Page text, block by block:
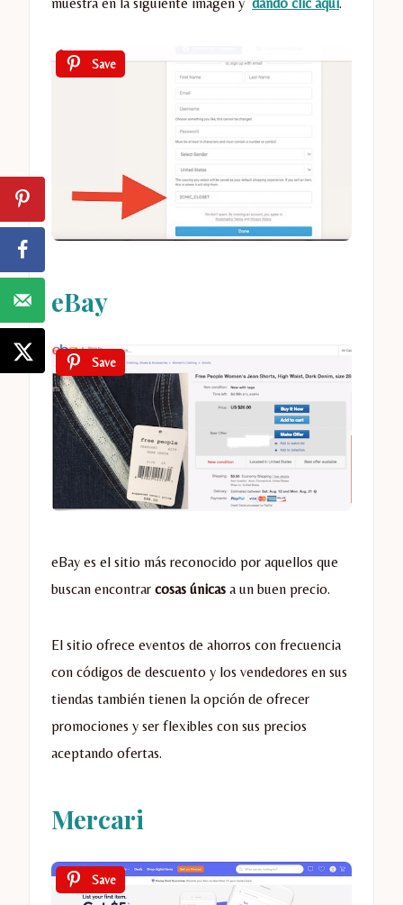
Save
eBay
Save
eBay es el sitio más reconocido por aquellos que
buscan encontrar cosas únicas a un buen precio.
El sitio ofrece eventos de ahorros con frecuencia
con códigos de descuento y los vendedores en sus
tiendas también tienen la opción de ofrecer
promociones y ser flexibles con sus precios
aceptando ofertas.
Mercari
Save